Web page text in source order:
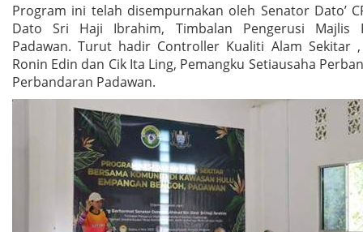
Program ini telah disempurnakan oleh Senator Dato’
Dato Sri Haji Ibrahim, Timbalan Pengerusi Majlis
Padawan. Turut hadir Controller Kualiti Alam Sekitar ,
Ronin Edin dan Cik Ita Ling, Pemangku Setiausaha
Perbandaran Padawan.